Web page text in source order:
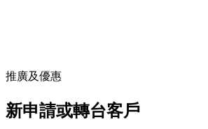
推廣及優惠
新申請或轉台客戶